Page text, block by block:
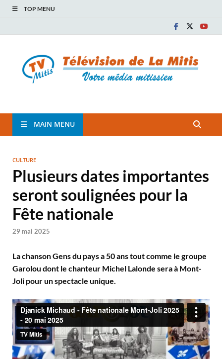
TOP MENU
TVM
MAIN MENU
CULTURE
Plusieurs dates importantes
seront soulignées pour la
Fête nationale
29 mai 2025
La chanson Gens du pays a 50 ans tout comme le groupe
Garolou dont le chanteur Michel Lalonde sera à Mont-
Joli pour un spectacle unique.